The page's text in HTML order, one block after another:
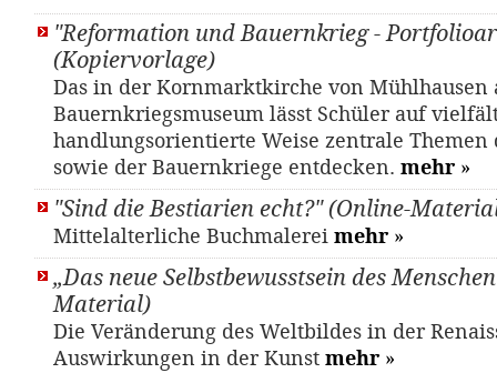
"Reformation und Bauernkrieg -
(Kopiervorlage)
Das in der Kornmarktkirche von Mühlhausen
Bauernkriegsmuseum lässt Schüler auf
handlungsorientierte Weise zentrale Themen
sowie der Bauernkriege entdecken. mehr »
"Sind die Bestiarien echt?" (Online-
Mittelalterliche Buchmalerei mehr »
„Das neue Selbstbewusstsein des
Material)
Die Veränderung des Weltbildes in der
Auswirkungen in der Kunst mehr »